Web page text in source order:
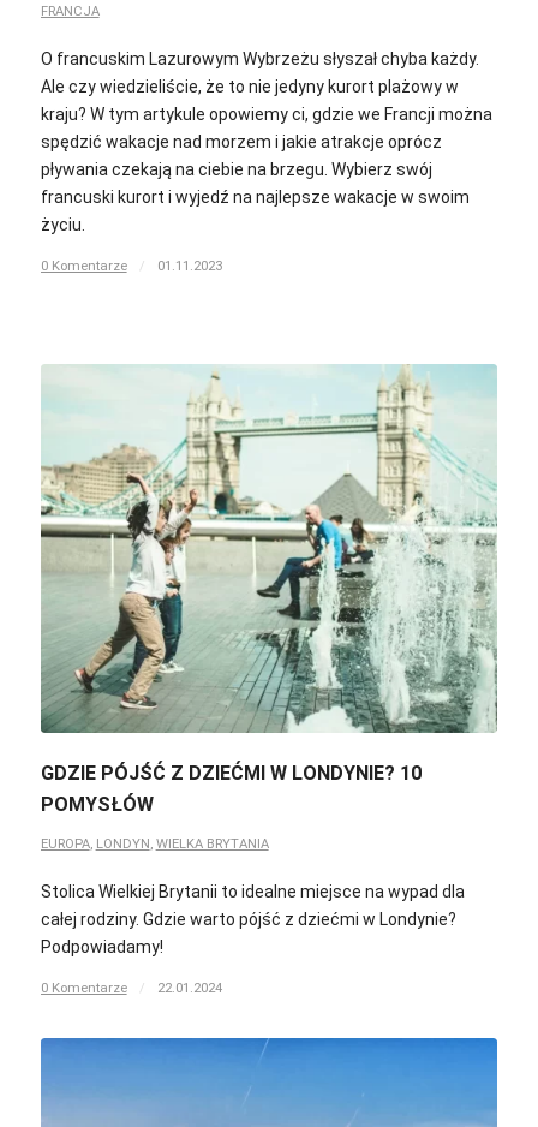
FRANCJA
O francuskim Lazurowym Wybrzeżu słyszał chyba każdy.
Ale czy wiedzieliście, że to nie jedyny kurort plażowy w
kraju? W tym artykule opowiemy ci, gdzie we Francji można
spędzić wakacje nad morzem i jakie atrakcje oprócz
pływania czekają na ciebie na brzegu. Wybierz swój
francuski kurort i wyjedź na najlepsze wakacje w swoim
życiu.
0 Komentarze / 01.11.2023
GDZIE PÓJŚĆ Z DZIEĆMI W LONDYNIE? 10
POMYSŁÓW
EUROPA, LONDYN , WIELKA BRYTANIA
Stolica Wielkiej Brytanii to idealne miejsce na wypad dla
całej rodziny. Gdzie warto pójść z dziećmi w Londynie?
Podpowiadamy!
0 Komentarze / 22.01.2024